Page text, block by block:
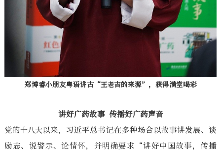
郑博睿小朋友粤语讲古“王老吉的来源”，获得满堂喝彩
讲好广药故事 传播好广药声音
党的十八大以来，习近平总书记在多种场合以故事讲发展、谈
励志、说警示、论情怀，并明确要求“讲好中国故事，传播